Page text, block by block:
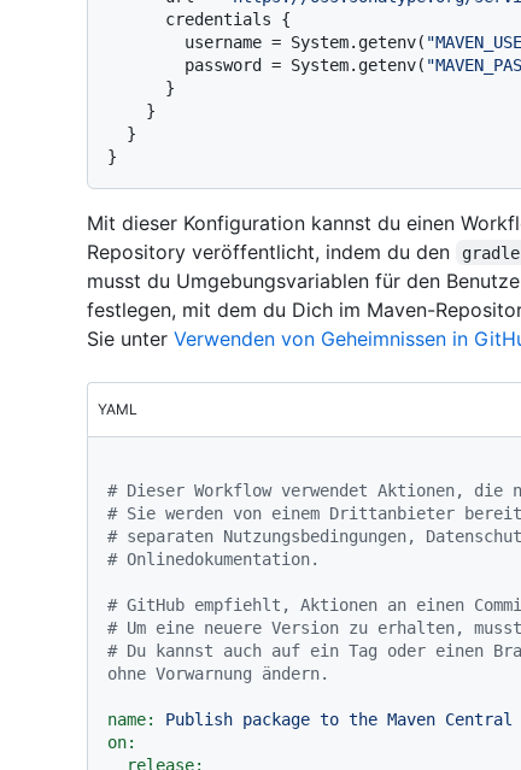
        username = System.getenv(
        password = System.getenv(
Mit dieser Konfiguration kannst du einen
Repository veröffentlicht, indem du den
musst du Umgebungsvariablen für den
festlegen, mit dem du Dich im Maven-
Sie unter Verwenden von Geheimnissen in
YAML
# Dieser Workflow verwendet Aktionen,
# Sie werden von einem Drittanbieter
# separaten Nutzungsbedingungen,
# Onlinedokumentation.
# GitHub empfiehlt, Aktionen an einen
# Um eine neuere Version zu erhalten,
# Du kannst auch auf ein Tag oder einen
ohne Vorwarnung ändern.
name: Publish package to the Maven Central
on:
release: